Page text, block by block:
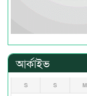
আর্কাইভ
S S M